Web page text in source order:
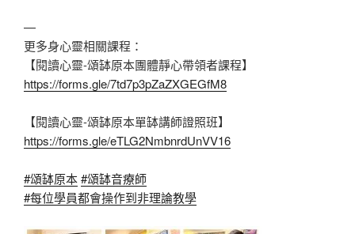
—
更多身心靈相關課程：
【閱讀心靈-頌缽原本團體靜心帶領者課程】
https://forms.gle/7td7p3pZaZXGEGfM8
【閱讀心靈-頌缽原本單缽講師證照班】
https://forms.gle/eTLG2NmbnrdUnVV16
#頌缽原本#頌缽音療師
#每位學員都會操作到非理論教學